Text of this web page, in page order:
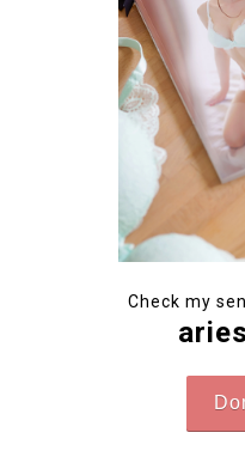
Check my